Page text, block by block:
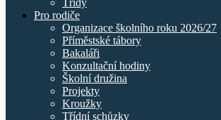
Třídy
Pro rodiče
Organizace školního roku 2026/27
Příměstské tábory
Bakaláři
Konzultační hodiny
Školní družina
Projekty
Kroužky
Třídní schůzky